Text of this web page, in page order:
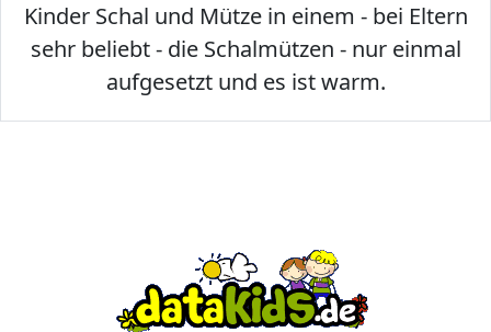
Kinder Schal und Mütze in einem - bei Eltern
sehr beliebt - die Schalmützen - nur einmal
aufgesetzt und es ist warm.